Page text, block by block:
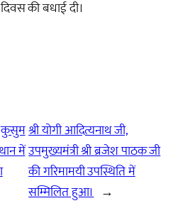
की बधाई दी।
कुसुम
में
श्री योगी आदित्यनाथ जी,
उपमुख्यमंत्री श्री ब्रजेश पाठक जी
की गरिमामयी उपस्थिति में
सम्मिलित हुआ। →